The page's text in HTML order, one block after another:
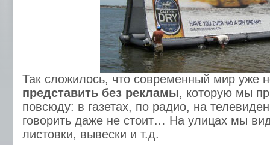
Так сложилось, что современный мир уже
представить без рекламы, которую мы
повсюду: в газетах, по радио, на
говорить даже не стоит… На улицах мы
листовки, вывески и т.д.